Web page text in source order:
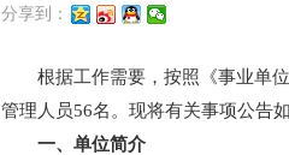
分享到：
根据工作需要，按照《事业单位
管理人员56名。现将有关事项公告
一、单位简介